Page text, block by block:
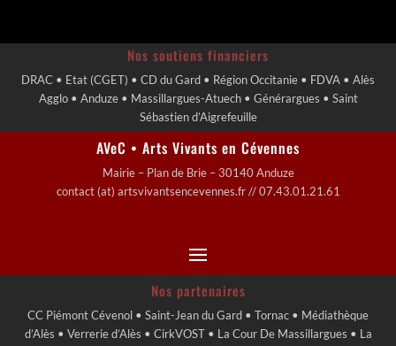
Nos soutiens financiers
DRAC • Etat (CGET) • CD du Gard • Région Occitanie • FDVA • Alès
Agglo • Anduze • Massillargues-Atuech • Générargues • Saint
Sébastien d’Aigrefeuille
AVeC • Arts Vivants en Cévennes
Mairie – Plan de Brie – 30140 Anduze
contact (at) artsvivantsencevennes.fr // 07.43.01.21.61
Nos partenaires
CC Piémont Cévenol • Saint-Jean du Gard • Tornac • Médiathèque
d’Alès • Verrerie d’Alès • CirkVOST • La Cour De Massillargues • La